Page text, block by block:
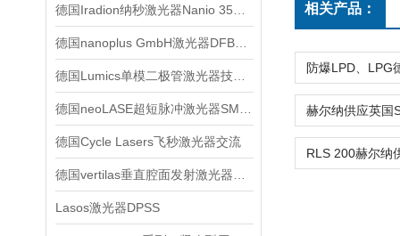
德国Cycle Lasers飞秒激光器交流
Lasos激光器DPSS
相关产品：